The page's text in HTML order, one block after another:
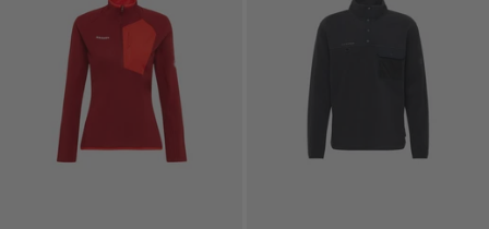
PRIJS LAAG NAAR HOOG
PRIJS HOOG NAAR LAAG
WAT IS ER NIEUW
BEOORDELING